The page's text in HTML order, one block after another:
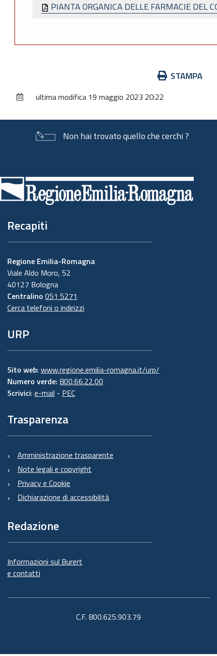
PIANTA ORGANICA DELLE FARMACIE DEL
documento
STAMPA
ultima modifica 19 maggio 2023 20:22
Non hai trovato quello che cerchi ?
di
pagina
Recapiti
Regione Emilia-Romagna
Viale Aldo Moro, 52
40127 Bologna
Centralino 051 5271
Cerca telefoni o indirizzi
URP
Sito web: www.regione.emilia-romagna.it/urp/
Numero verde: 800.66.22.00
Scrivici: e-mail - PEC
Trasparenza
Amministrazione trasparente
Note legali e copyright
Privacy e Cookie
Dichiarazione di accessibilità
Redazione
Informazioni sul Burert
e contatti
C.F. 800.625.903.79